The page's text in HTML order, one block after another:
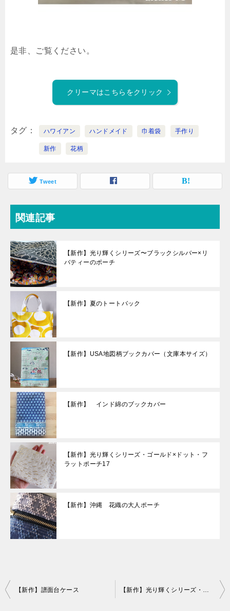
是非、ご覧ください。
クリーマはこちらをクリック
タグ ハワイアン ハンドメイド 巾着袋 手作り
新作 花柄
Tweet
関連記事
【新作】光り輝くシリーズ〜ブラックシルバー×リ
バティーのポーチ
【新作】夏のトートバック
【新作】USA地図柄ブックカバー（文庫本サイズ）
【新作】 インド綿のブックカバー
【新作】光り輝くシリーズ・ゴールド×ドット・フ
ラットポーチ17
【新作】沖縄 花織の大人ポーチ
投
【新作】譜面台ケース 【新作】光り輝くシリーズ・キラキラなジャガード織りのポーチ